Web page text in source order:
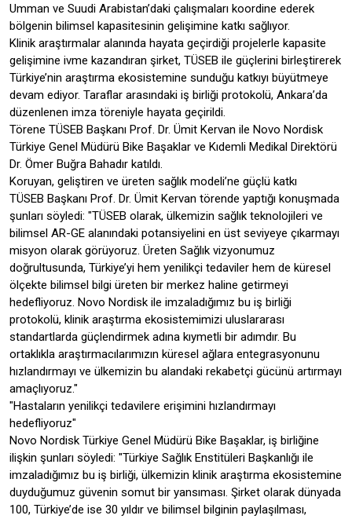
Umman ve Suudi Arabistan’daki çalışmaları koordine ederek
bölgenin bilimsel kapasitesinin gelişimine katkı sağlıyor.
Klinik araştırmalar alanında hayata geçirdiği projelerle kapasite
gelişimine ivme kazandıran şirket, TÜSEB ile güçlerini birleştirerek
Türkiye’nin araştırma ekosistemine sunduğu katkıyı büyütmeye
devam ediyor. Taraflar arasındaki iş birliği protokolü, Ankara’da
düzenlenen imza töreniyle hayata geçirildi.
Törene TÜSEB Başkanı Prof. Dr. Ümit Kervan ile Novo Nordisk
Türkiye Genel Müdürü Bike Başaklar ve Kıdemli Medikal Direktörü
Dr. Ömer Buğra Bahadır katıldı.
Koruyan, geliştiren ve üreten sağlık modeli’ne güçlü katkı
TÜSEB Başkanı Prof. Dr. Ümit Kervan törende yaptığı konuşmada
şunları söyledi: "TÜSEB olarak, ülkemizin sağlık teknolojileri ve
bilimsel AR-GE alanındaki potansiyelini en üst seviyeye çıkarmayı
misyon olarak görüyoruz. Üreten Sağlık vizyonumuz
doğrultusunda, Türkiye’yi hem yenilikçi tedaviler hem de küresel
ölçekte bilimsel bilgi üreten bir merkez haline getirmeyi
hedefliyoruz. Novo Nordisk ile imzaladığımız bu iş birliği
protokolü, klinik araştırma ekosistemimizi uluslararası
standartlarda güçlendirmek adına kıymetli bir adımdır. Bu
ortaklıkla araştırmacılarımızın küresel ağlara entegrasyonunu
hızlandırmayı ve ülkemizin bu alandaki rekabetçi gücünü artırmayı
amaçlıyoruz."
"Hastaların yenilikçi tedavilere erişimini hızlandırmayı
hedefliyoruz"
Novo Nordisk Türkiye Genel Müdürü Bike Başaklar, iş birliğine
ilişkin şunları söyledi: "Türkiye Sağlık Enstitüleri Başkanlığı ile
imzaladığımız bu iş birliği, ülkemizin klinik araştırma ekosistemine
duyduğumuz güvenin somut bir yansıması. Şirket olarak dünyada
100, Türkiye’de ise 30 yıldır ve bilimsel bilginin paylaşılması,